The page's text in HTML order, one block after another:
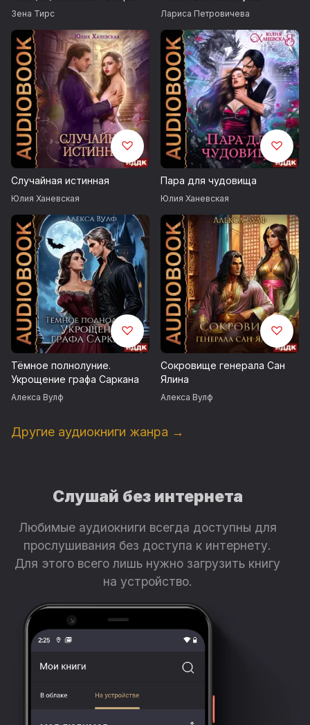
Зена Тирс Лариса Петровичева
Случайная истинная
Юлия Ханевская
Пара для чудовища
Юлия Ханевская
Тёмное полнолуние.
Укрощение графа Саркана
Алекса Вулф
Сокровище генерала Сан
Ялина
Алекса Вулф
Другие аудиокниги жанра →
Слушай без интернета
Любимые аудиокниги всегда доступны для
прослушивания без доступа к интернету.
Для этого всего лишь нужно загрузить книгу
на устройство.